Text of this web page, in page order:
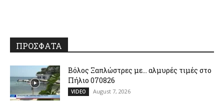
ΠΡΟΣΦΑΤΑ
Βόλος Ξαπλώστρες με… αλμυρές τιμές στο
Πήλιο 070826
VIDEO August 7, 2026